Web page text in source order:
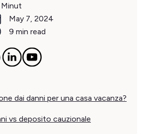
Minut
May 7, 2024
9 min read
dai danni per una casa vacanza?
vs deposito cauzionale